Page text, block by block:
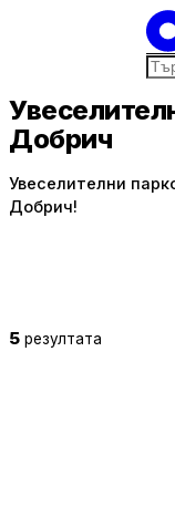
Добрич
Увеселителни
Добрич!
5 резултата